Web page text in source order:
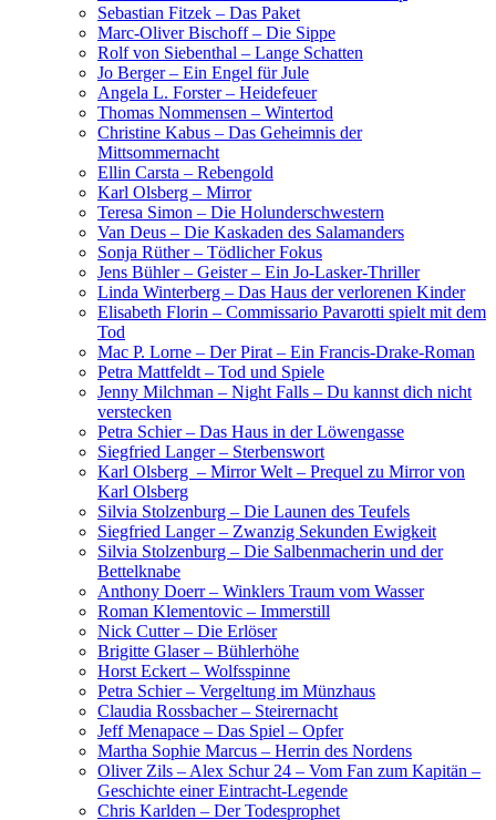
Sebastian Fitzek – Das Paket
Marc-Oliver Bischoff – Die Sippe
Rolf von Siebenthal – Lange Schatten
Jo Berger – Ein Engel für Jule
Angela L. Forster – Heidefeuer
Thomas Nommensen – Wintertod
Christine Kabus – Das Geheimnis der
Mittsommernacht
Ellin Carsta – Rebengold
Karl Olsberg – Mirror
Teresa Simon – Die Holunderschwestern
Van Deus – Die Kaskaden des Salamanders
Sonja Rüther – Tödlicher Fokus
Jens Bühler – Geister – Ein Jo-Lasker-Thriller
Linda Winterberg – Das Haus der verlorenen Kinder
Elisabeth Florin – Commissario Pavarotti spielt mit dem
Tod
Mac P. Lorne – Der Pirat – Ein Francis-Drake-Roman
Petra Mattfeldt – Tod und Spiele
Jenny Milchman – Night Falls – Du kannst dich nicht
verstecken
Petra Schier – Das Haus in der Löwengasse
Siegfried Langer – Sterbenswort
Karl Olsberg – Mirror Welt – Prequel zu Mirror von
Karl Olsberg
Silvia Stolzenburg – Die Launen des Teufels
Siegfried Langer – Zwanzig Sekunden Ewigkeit
Silvia Stolzenburg – Die Salbenmacherin und der
Bettelknabe
Anthony Doerr – Winklers Traum vom Wasser
Roman Klementovic – Immerstill
Nick Cutter – Die Erlöser
Brigitte Glaser – Bühlerhöhe
Horst Eckert – Wolfsspinne
Petra Schier – Vergeltung im Münzhaus
Claudia Rossbacher – Steirernacht
Jeff Menapace – Das Spiel – Opfer
Martha Sophie Marcus – Herrin des Nordens
Oliver Zils – Alex Schur 24 – Vom Fan zum Kapitän –
Geschichte einer Eintracht-Legende
Chris Karlden – Der Todesprophet